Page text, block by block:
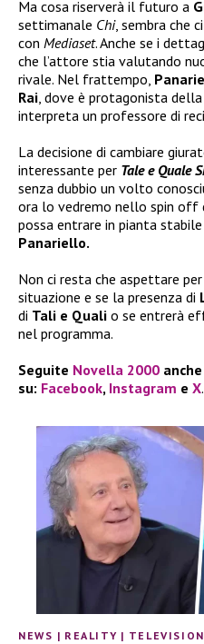
Ma cosa riserverà il futuro a
settimanale Chi, sembra che
con Mediaset. Anche se i
che l’attore stia valutando
rivale. Nel frattempo,
Rai, dove è protagonista della
interpreta un professore di
La decisione di cambiare
interessante per Tale e Quale
senza dubbio un volto
ora lo vedremo nello spin off
possa entrare in pianta
Panariello.
Non ci resta che aspettare
situazione e se la presenza di
di Tali e Quali o se entrerà
nel programma.
Seguite Novella 2000 anche
su: Facebook, Instagram e X.
NEWS | REALITY |